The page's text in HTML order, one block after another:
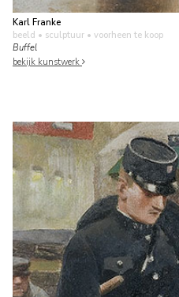
Karl Franke
beeld • sculptuur • voorheen te koop
Buffel
bekijk kunstwerk